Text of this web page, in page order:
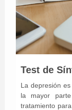
Test de
La depresión
la mayor
tratamiento